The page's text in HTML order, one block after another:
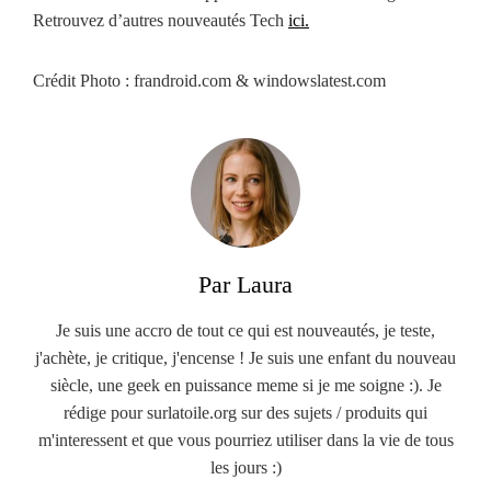
Retrouvez d’autres nouveautés Tech ici.
Crédit Photo : frandroid.com & windowslatest.com
Par Laura
Je suis une accro de tout ce qui est nouveautés, je teste,
j'achète, je critique, j'encense ! Je suis une enfant du nouveau
siècle, une geek en puissance meme si je me soigne :). Je
rédige pour surlatoile.org sur des sujets / produits qui
m'interessent et que vous pourriez utiliser dans la vie de tous
les jours :)